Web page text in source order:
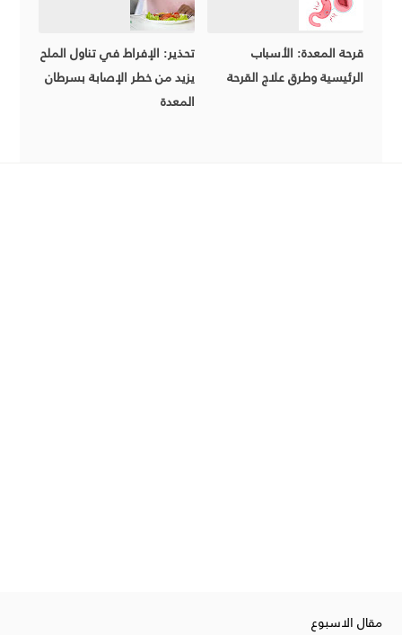
تحذير: الإفراط في تناول الملح
يزيد من خطر الإصابة بسرطان
المعدة
قرحة المعدة: الأسباب
الرئيسية وطرق علاج القرحة
مقال الاسبوع